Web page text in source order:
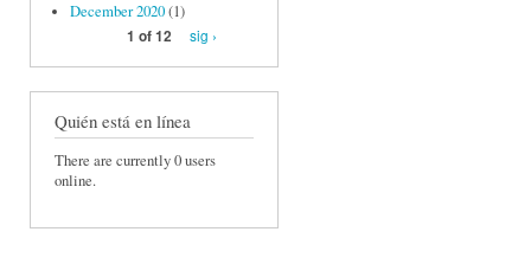
December 2020(1)
1 of 12
sig ›
Quién está en línea
There are currently 0 users
online.